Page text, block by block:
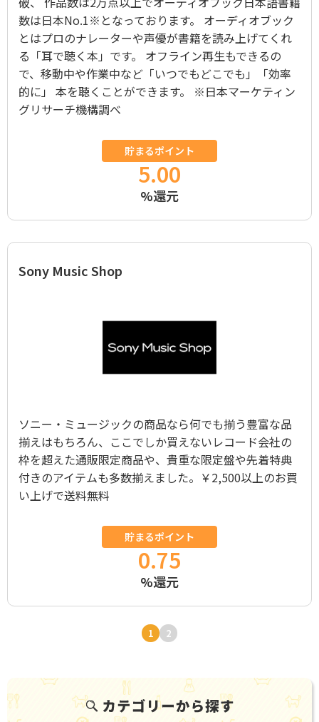
数は日本No.1※となっております。 オーディオブック
とはプロのナレーターや声優が書籍を読み上げてくれ
る「耳で聴く本」です。 オフライン再生もできるの
で、移動中や作業中など「いつでもどこでも」「効率
的に」 本を聴くことができます。 ※日本マーケティン
グリサーチ機構調べ
貯まるポイント
5.00
%還元
Sony Music Shop
ソニー・ミュージックの商品なら何でも揃う豊富な品
揃えはもちろん、ここでしか買えないレコード会社の
枠を超えた通販限定商品や、貴重な限定盤や先着特典
付きのアイテムも多数揃えました。￥2,500以上のお買
い上げで送料無料
貯まるポイント
0.75
%還元
1 2